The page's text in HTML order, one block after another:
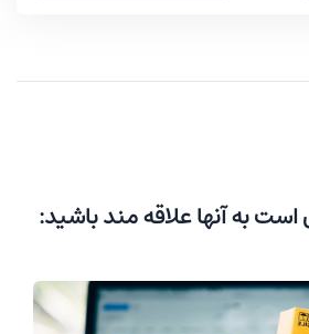
به آنها علاقه مند باشید: